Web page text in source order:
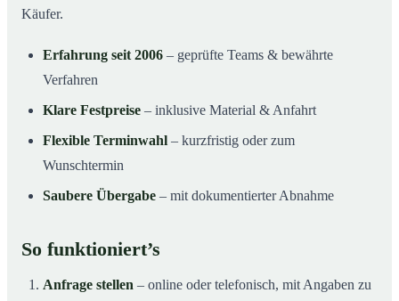
Käufer.
Erfahrung seit 2006 – geprüfte Teams & bewährte
Verfahren
Klare Festpreise – inklusive Material & Anfahrt
Flexible Terminwahl – kurzfristig oder zum
Wunschtermin
Saubere Übergabe – mit dokumentierter Abnahme
So funktioniert’s
Anfrage stellen – online oder telefonisch, mit Angaben zu